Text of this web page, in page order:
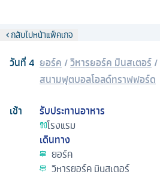
กลับไปหน้าแพ็คเกจ
วันที่4 ยอร์ค /วิหารยอร์ค มินสเตอร์/
สนามฟุตบอลโอลด์ทราฟฟอร์ด
เช้า
รับประทานอาหาร
โรงแรม
เดินทาง
ยอร์ค
วิหารยอร์ค มินสเตอร์